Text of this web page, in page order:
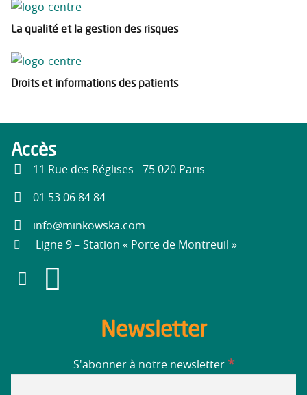
La qualité et la gestion des risques
Droits et informations des patients
Accès
11 Rue des Réglises - 75 020 Paris
01 53 06 84 84
info@minkowska.com
Ligne 9 – Station « Porte de Montreuil »
Newsletter
S'abonner à notre newsletter *